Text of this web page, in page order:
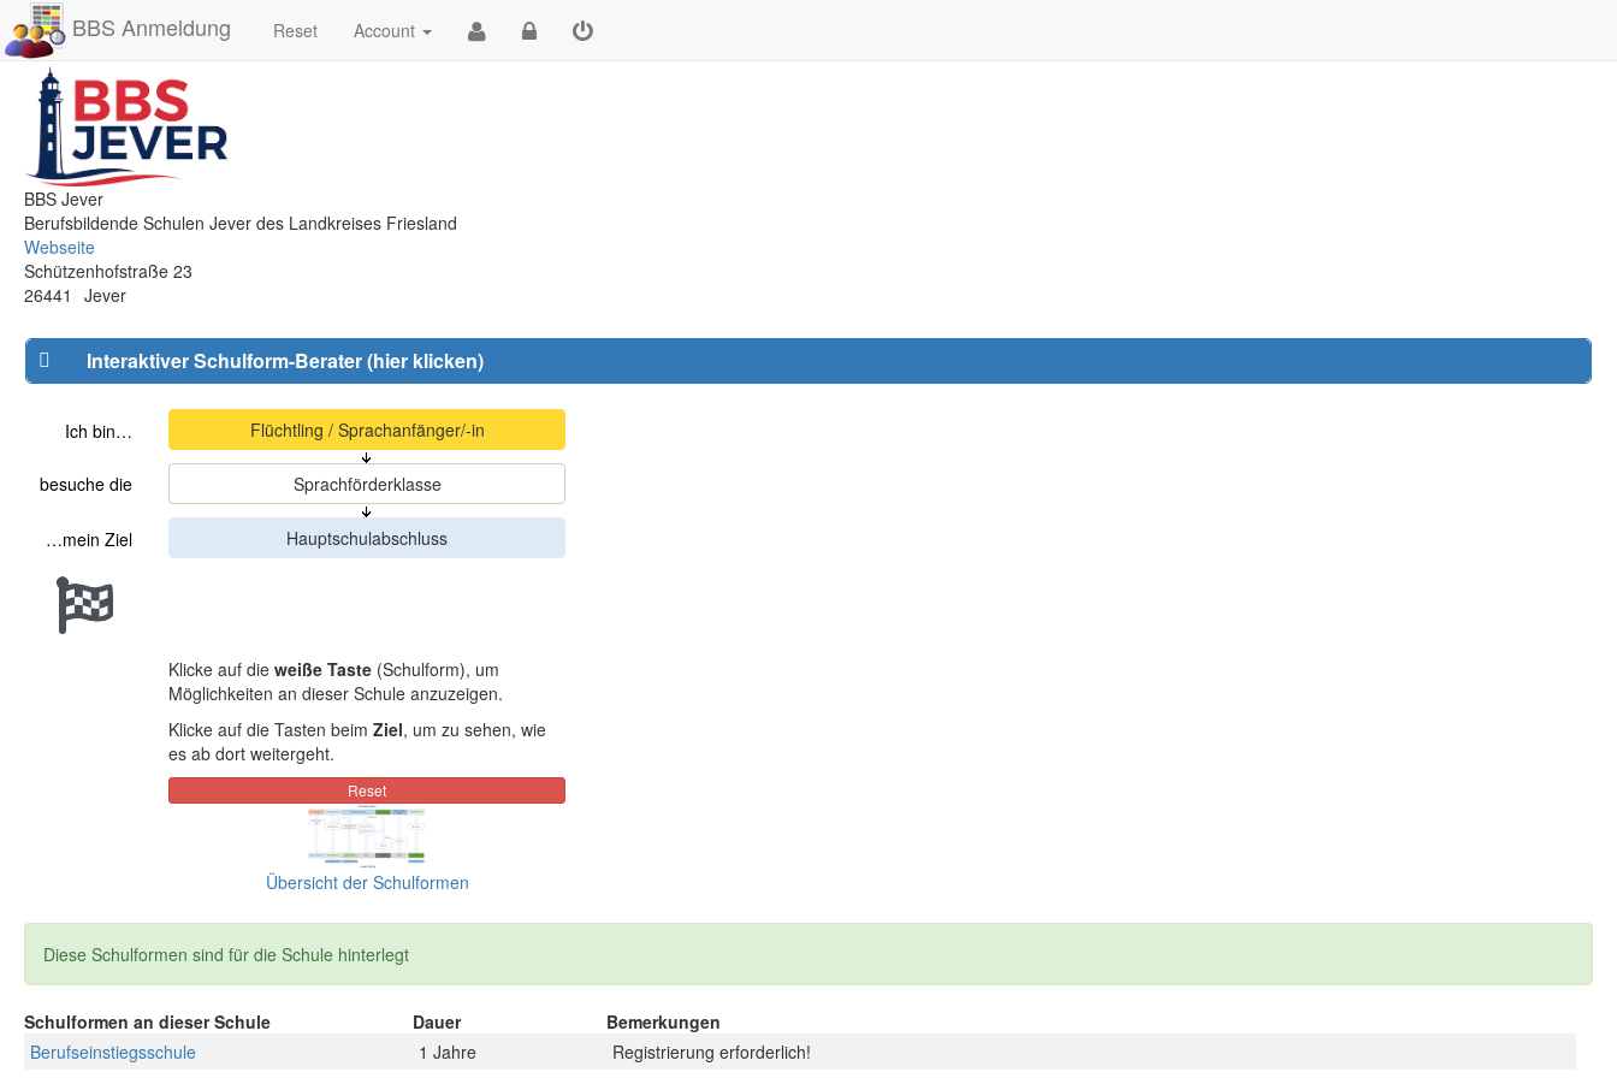
BBS Anmeldung Reset Account
BBS Jever
Berufsbildende Schulen Jever des Landkreises Friesland
Webseite
Schützenhofstraße 23
26441
Jever
Interaktiver Schulform-Berater (hier klicken)
Ich bin…
besuche die
…mein Ziel
Klicke auf die weiße Taste (Schulform), um
Möglichkeiten an dieser Schule anzuzeigen.
Klicke auf die Tasten beim Ziel, um zu sehen, wie
es ab dort weitergeht.
Übersicht der Schulformen
Diese Schulformen sind für die Schule hinterlegt
Schulformen an dieser Schule Dauer
Bemerkungen
Berufseinstiegsschule
1 Jahre
Registrierung erforderlich!